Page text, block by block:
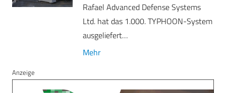
Rafael Advanced Defense Systems
Ltd. hat das 1.000. TYPHOON-System
ausgeliefert…
Mehr
Anzeige